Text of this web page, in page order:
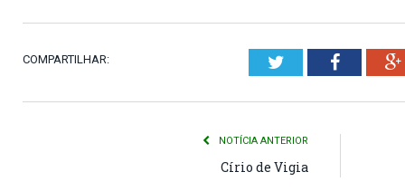
COMPARTILHAR: Twitter
NOTÍCIA ANTERIOR
Círio de Vigia